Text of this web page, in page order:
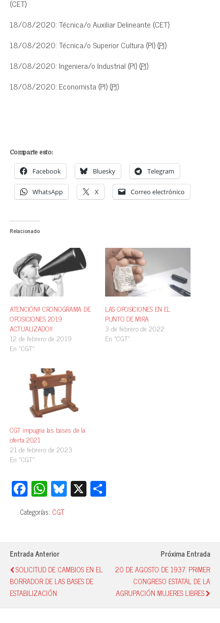
(CET)
18/08/2020: Técnica/o Auxiliar Delineante (CET)
18/08/2020: Técnica/o Superior Cultura (PI) (PI)
18/08/2020: Ingeniera/o Industrial (PI) (PI)
18/08/2020: Economista (PI) (PI)
Comparte esto:
Facebook Bluesky Telegram
WhatsApp X Correo electrónico
Relacionado
ATENCIÓN!! CRONOGRAMA DE
OPOSICIONES 2019
ACTUALIZADO!!
12 de febrero de 2019
En «CGT»
LAS OPOSICIONES EN EL
PUNTO DE MIRA
3 de febrero de 2022
En «CGT»
CGT impugna las bases de la
oferta 2021
21 de febrero de 2023
En «CGT»
Fa
ce
bo
ok
W
ha
ts
A
pp
Bl
ue
y
X
pa
Categorías: CGT
Entrada Anterior
SOLICITUD DE CAMBIOS EN EL
BORRADOR DE LAS BASES DE
ESTABILIZACIÓN
Próxima Entrada
20 DE AGOSTO DE 1937. PRIMER
CONGRESO ESTATAL DE LA
AGRUPACIÓN MUJERES LIBRES